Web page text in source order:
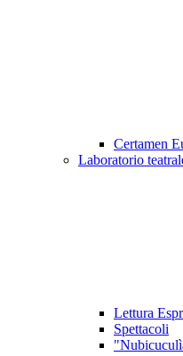
Certamen
Laboratorio
Lettura
Spettacoli